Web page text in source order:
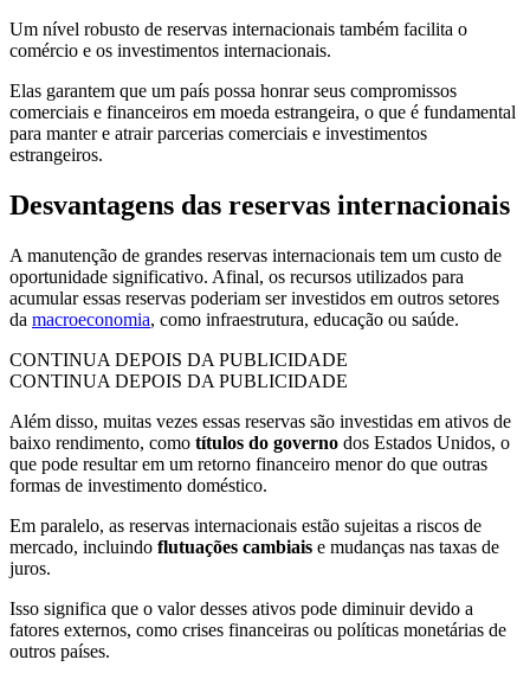
Um nível robusto de reservas internacionais também facilita o
comércio e os investimentos internacionais.
Elas garantem que um país possa honrar seus compromissos
comerciais e financeiros em moeda estrangeira, o que é fundamental
para manter e atrair parcerias comerciais e investimentos
estrangeiros.
Desvantagens das reservas internacionais
A manutenção de grandes reservas internacionais tem um custo de
oportunidade significativo. Afinal, os recursos utilizados para
acumular essas reservas poderiam ser investidos em outros setores
da macroeconomia, como infraestrutura, educação ou saúde.
CONTINUA DEPOIS DA PUBLICIDADE
CONTINUA DEPOIS DA PUBLICIDADE
Além disso, muitas vezes essas reservas são investidas em ativos de
baixo rendimento, como títulos do governo dos Estados Unidos, o
que pode resultar em um retorno financeiro menor do que outras
formas de investimento doméstico.
Em paralelo, as reservas internacionais estão sujeitas a riscos de
mercado, incluindo flutuações cambiais e mudanças nas taxas de
juros.
Isso significa que o valor desses ativos pode diminuir devido a
fatores externos, como crises financeiras ou políticas monetárias de
outros países.